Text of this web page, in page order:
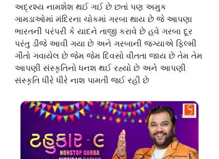
અદ્રશ્ય નામશેશ થઈ ગઈ છે છતાં પણ અમુક
ગામડાઓમાં મંદિરના ચોકમાં ગરબા થાય છે જે આપણા
ભારતની પરંપરી કે યાદને તાજી કરાવે છે હવે ગરબા દૂર
પરંતુ ડીજે આવી ગયા છે અને ગરબાની જગ્યાએ ફિલ્મી
ગીતો ગવાયેલ છે જેમ જેમ દિવસો વીતતા જાય છે તેમ તેમ
આપણી સંસ્કૃતિનો ધનશ થઈ રહ્યો છે અને આપણી
સંસ્કૃતિ ધીરે ધીરે નાશ પામતી જઈ રહી છે